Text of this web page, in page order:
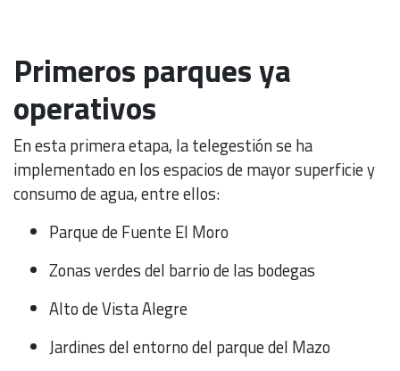
Primeros parques ya
operativos
En esta primera etapa, la telegestión se ha
implementado en los espacios de mayor superficie y
consumo de agua, entre ellos:
Parque de Fuente El Moro
Zonas verdes del barrio de las bodegas
Alto de Vista Alegre
Jardines del entorno del parque del Mazo